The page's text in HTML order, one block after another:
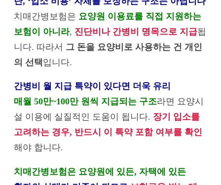
치매간병보험은 요양원 이용료를 직접 지원하는
보험이 아니라, 진단비나 간병비 명목으로 지급됩
니다. 따라서 그 돈을 요양비로 사용하는 건 개인
의 선택입니다.
간병비 월 지급 특약이 있다면 더욱 유리
매월 50만~100만 원씩 지급되는 구조라면 요양시
설 이용에 실질적인 도움이 됩니다. 장기 입소를
고려하는 경우, 반드시 이 특약 포함 여부를 확인
해야 합니다.
치매간병보험은 요양원에 있든, 자택에 있든